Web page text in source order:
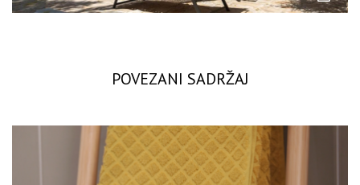
POVEZANI SADRŽAJ